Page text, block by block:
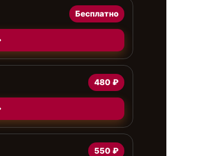
Бесплатно
480 ₽
550 ₽